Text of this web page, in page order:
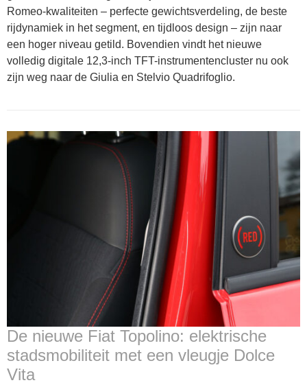
Romeo-kwaliteiten – perfecte gewichtsverdeling, de beste
rijdynamiek in het segment, en tijdloos design – zijn naar
een hoger niveau getild. Bovendien vindt het nieuwe
volledig digitale 12,3-inch TFT-instrumentencluster nu ook
zijn weg naar de Giulia en Stelvio Quadrifoglio.
De nieuwe Fiat Topolino: elektrische
stadsmobiliteit met een vleugje Dolce
Vita